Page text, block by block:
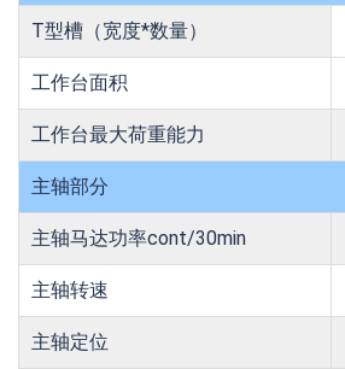
T型槽（宽度*数量）
工作台面积
工作台最大荷重能力
主轴部分
主轴马达功率cont/30min
主轴转速
主轴定位